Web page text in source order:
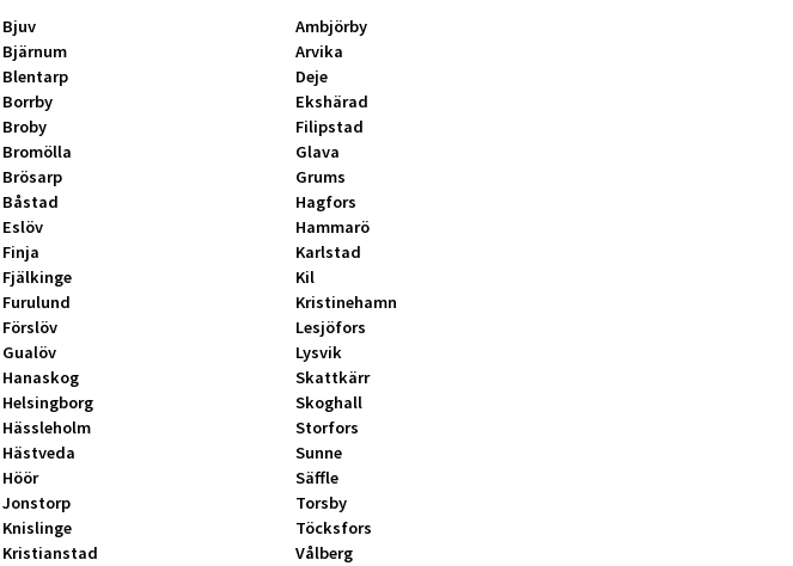
Bjuv
Bjärnum
Blentarp
Borrby
Broby
Bromölla
Brösarp
Båstad
Eslöv
Finja
Fjälkinge
Furulund
Förslöv
Gualöv
Hanaskog
Helsingborg
Hässleholm
Hästveda
Höör
Jonstorp
Knislinge
Kristianstad
Ambjörby
Arvika
Deje
Ekshärad
Filipstad
Glava
Grums
Hagfors
Hammarö
Karlstad
Kil
Kristinehamn
Lesjöfors
Lysvik
Skattkärr
Skoghall
Storfors
Sunne
Säffle
Torsby
Töcksfors
Vålberg